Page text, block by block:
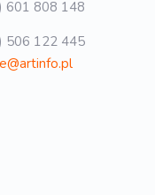
601 808 148
506 122 445